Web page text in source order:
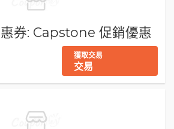
券: Capstone 促銷優惠
獲取交易
交易